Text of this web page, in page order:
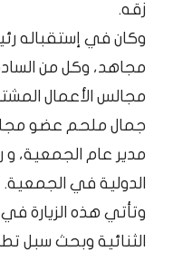
زقه.
وكان في إستقباله
مجاهد، وكل من
مجالس الأعمال
جمال ملحم عضو
مدير عام الجمعية، و
الدولية في الجمعية.
وتأتي هذه الزيارة
الثنائية وبحث سبل